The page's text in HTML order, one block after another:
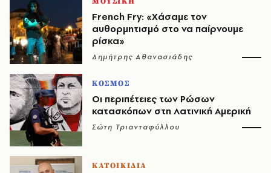
French Fry: «Χάσαμε τον
αυθορμητισμό στο να παίρνουμε
ρίσκα»
Δημήτρης Αθανασιάδης
ΚΟΣΜΟΣ
Οι περιπέτειες των Ρώσων
κατασκόπων στη Λατινική Αμερική
Σώτη Τριανταφύλλου
ΚΑΤΟΙΚΙΔΙΑ